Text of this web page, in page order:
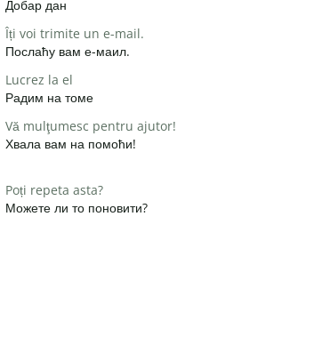
Добар дан
Îți voi trimite un e-mail.
Послаћу вам е-маил.
Lucrez la el
Радим на томе
Vă mulţumesc pentru ajutor!
Хвала вам на помоћи!
Poți repeta asta?
Можете ли то поновити?